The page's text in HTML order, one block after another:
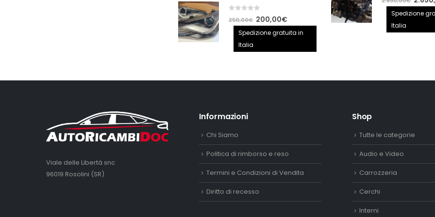
0out of 5
250,00€ Il
prezzo
200,00€Il
prezzo
Spedizione gratuita in
Italia
2.890,00€
prezzo
Spedizione
Italia
Viale delle Libertà snc
96019 Rosolini (SR)
Informazioni
Chi Siamo
Politica di rimborso e reso
Termini e Condizioni di Vendita
Diritto di recesso
Shop
Tutte le categorie
Audio e Video
Carrozzeria
Cerchi
Interni